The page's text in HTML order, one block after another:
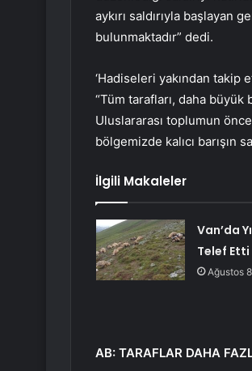
aykırı saldırıyla başlayan
bulunmaktadır” dedi.
‘Hadiseleri yakından takip
“Tüm tarafları, daha büyük
Uluslararası toplumun
bölgemizde kalıcı barışın
İlgili Makaleler
Van’da
Telef Etti
Ağustos
AB: TARAFLAR DAHA